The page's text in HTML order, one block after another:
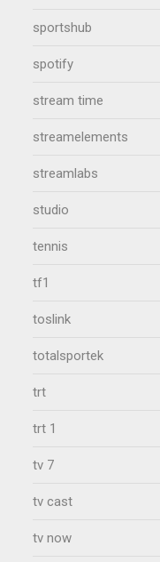
sportshub
spotify
stream time
streamelements
streamlabs
studio
tennis
tf1
toslink
totalsportek
trt
trt 1
tv 7
tv cast
tv now